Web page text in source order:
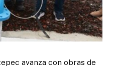
avanza con obras de